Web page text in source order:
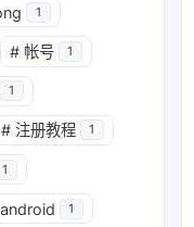
2
1
# 帐号 1
1
# 注册教程 1
1
android 1